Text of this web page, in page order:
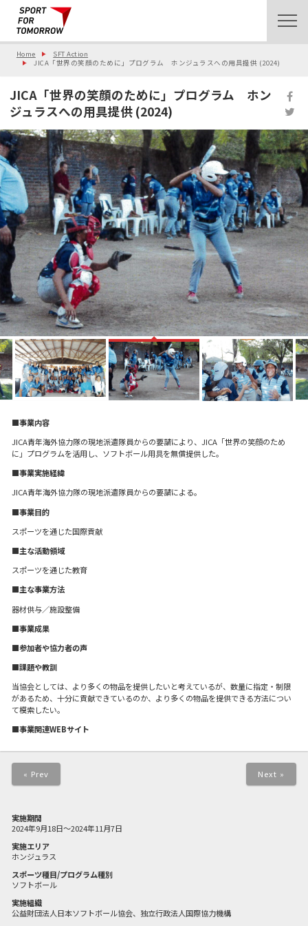
Home
SFT Action
JICA「世界の笑顔のために」プログラム ホンジュラスへの用具提供 (2024)
JICA「世界の笑顔のために」プログラム ホン
ジュラスへの用具提供 (2024)
■事業内容
JICA青年海外協力隊の現地派遣隊員からの要請により、JICA「世界の笑顔のため
に」プログラムを活用し、ソフトボール用具を無償提供した。
■事業実施経緯
JICA青年海外協力隊の現地派遣隊員からの要請による。
■事業目的
スポーツを通じた国際貢献
■主な活動領域
スポーツを通じた教育
■主な事業方法
器材供与／施設整備
■事業成果
■参加者や協力者の声
■課題や教訓
当協会としては、より多くの物品を提供したいと考えているが、数量に指定・制限
があるため、十分に貢献できているのか、より多くの物品を提供できる方法につい
て模索したい。
■事業関連WEBサイト
« Prev Next »
実施期間
2024年9月18日～2024年11月7日
実施エリア
ホンジュラス
スポーツ種目/プログラム種別
ソフトボール
実施組織
公益財団法人日本ソフトボール協会、独立行政法人国際協力機構